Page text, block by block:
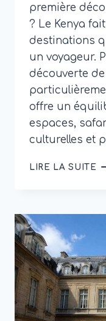
première
? Le Kenya
destinations
un voyageur.
découverte de
offre un
espaces,
culturelles et
LIRE LA SUITE